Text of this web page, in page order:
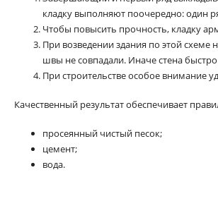
кладку выполняют поочередно: один
Чтобы повысить прочность, кладку
При возведении здания по этой схеме
швы не совпадали. Иначе стена
При строительстве особое внимание
Качественный результат обеспечивает
просеянный чистый песок;
цемент;
вода.